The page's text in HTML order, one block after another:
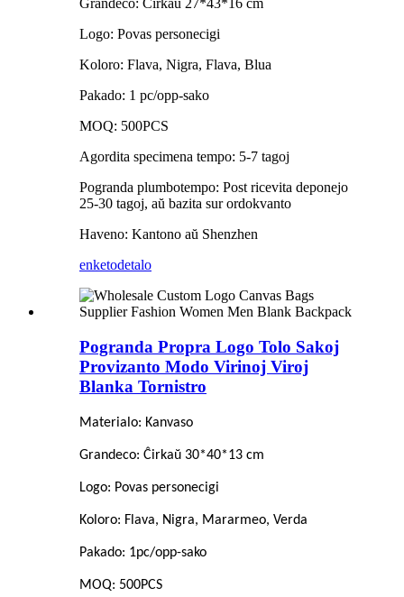
Grandeco: Ĉirkaŭ 27*43*16 cm
Logo: Povas personecigi
Koloro: Flava, Nigra, Flava, Blua
Pakado: 1 pc/opp-sako
MOQ: 500PCS
Agordita specimena tempo: 5-7 tagoj
Pogranda plumbotempo: Post ricevita deponejo
25-30 tagoj, aŭ bazita sur ordokvanto
Haveno: Kantono aŭ Shenzhen
enketodetalo
Pogranda Propra Logo Tolo Sakoj
Provizanto Modo Virinoj Viroj
Blanka Tornistro
Materialo: Kanvaso
Grandeco: Ĉirkaŭ 30*40*13 cm
Logo: Povas personecigi
Koloro: Flava, Nigra, Mararmeo, Verda
Pakado: 1pc/opp-sako
MOQ: 500PCS